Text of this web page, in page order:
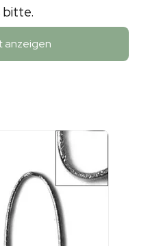
bitte.
anzeigen